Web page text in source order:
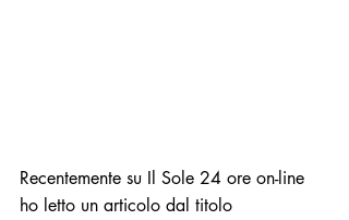
Recentemente su Il Sole 24 ore on-line
ho letto un articolo dal titolo